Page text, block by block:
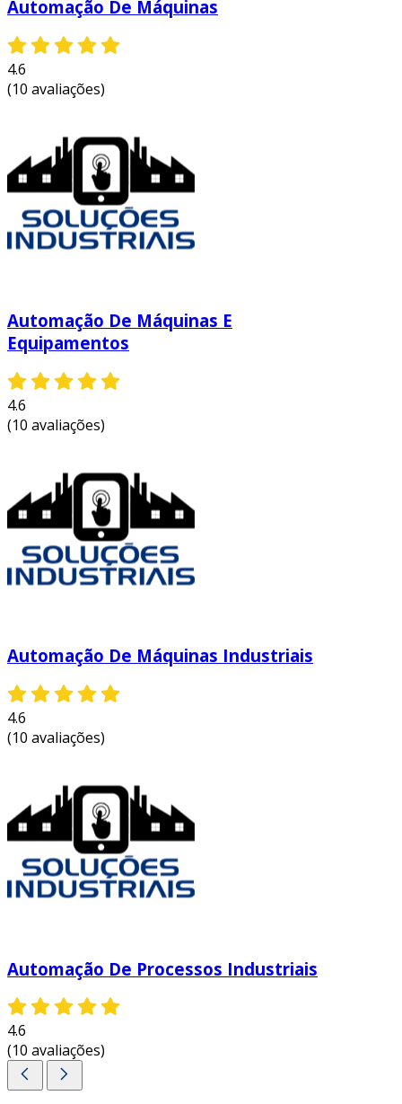
Automação De Máquinas
4.6
(10 avaliações)
Automação De Máquinas E
Equipamentos
4.6
(10 avaliações)
Automação De Máquinas Industriais
4.6
(10 avaliações)
Automação De Processos Industriais
4.6
(10 avaliações)